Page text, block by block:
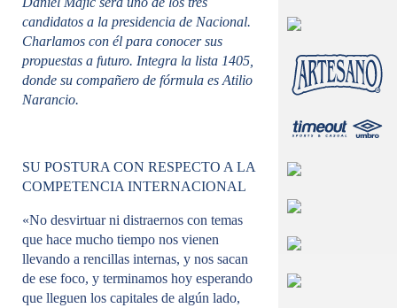
a
r
candidatos a la presidencia de Nacional.
Charlamos con él para conocer sus
propuestas a futuro. Integra la lista 1405,
donde su compañero de fórmula es Atilio
Narancio.
SU POSTURA CON RESPECTO A LA
COMPETENCIA INTERNACIONAL
«No desvirtuar ni distraernos con temas
que hace mucho tiempo nos vienen
llevando a rencillas internas, y nos sacan
de ese foco, y terminamos hoy esperando
que lleguen los capitales de algún lado,